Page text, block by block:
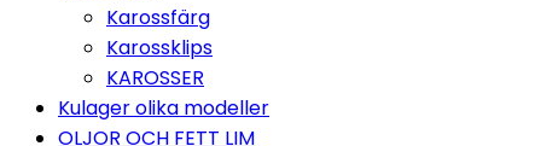
Karossfärg
Karossklips
KAROSSER
Kulager olika modeller
OLJOR OCH FETT LIM